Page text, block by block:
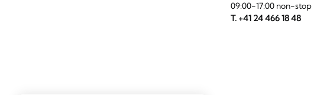
09:00-17:00 non-stop
T. +41 24 466 18 48